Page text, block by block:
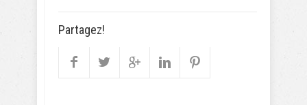
Partagez!